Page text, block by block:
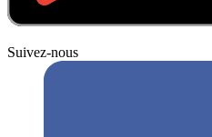
Suivez-nous